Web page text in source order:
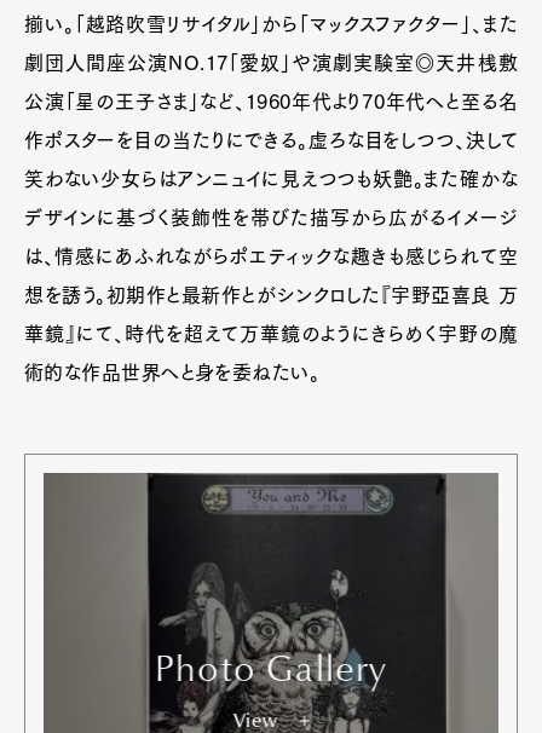
揃い。「越路吹雪リサイタル」から「マックスファクター」、また
劇団人間座公演NO.17「愛奴」や演劇実験室◎天井桟敷
公演「星の王子さま」など、1960年代より70年代へと至る名
作ポスターを目の当たりにできる。虚ろな目をしつつ、決して
笑わない少女らはアンニュイに見えつつも妖艶。また確かな
デザインに基づく装飾性を帯びた描写から広がるイメージ
は、情感にあふれながらポエティックな趣きも感じられて空
想を誘う。初期作と最新作とがシンクロした『宇野亞喜良 万
華鏡』にて、時代を超えて万華鏡のようにきらめく宇野の魔
術的な作品世界へと身を委ねたい。
Photo Gallery
View